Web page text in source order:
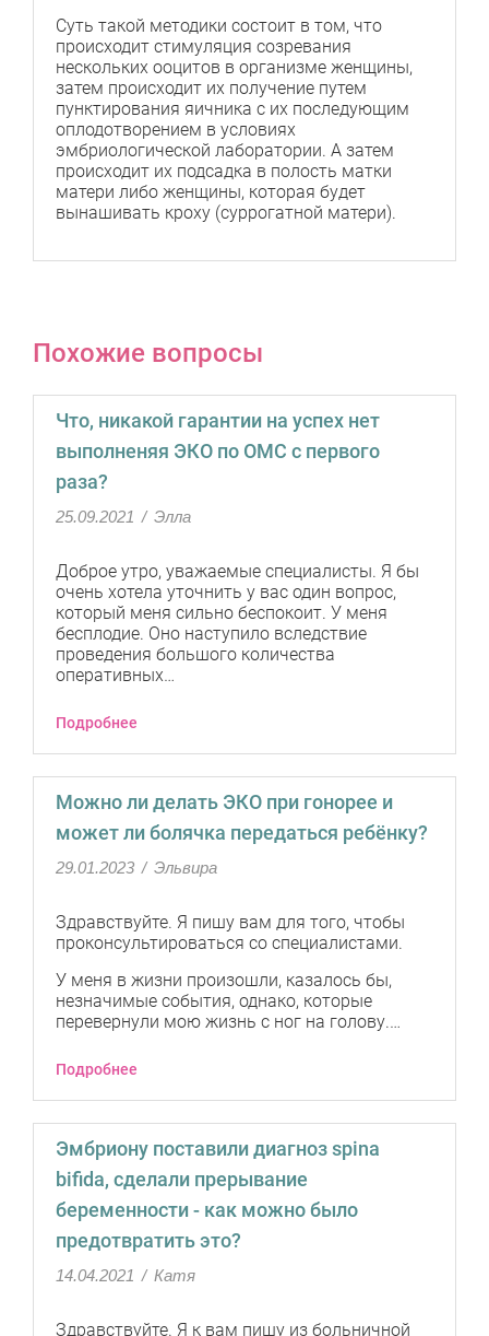
Суть такой методики состоит в том, что
происходит стимуляция созревания
нескольких ооцитов в организме женщины,
затем происходит их получение путем
пунктирования яичника с их последующим
оплодотворением в условиях
эмбриологической лаборатории. А затем
происходит их подсадка в полость матки
матери либо женщины, которая будет
вынашивать кроху (суррогатной матери).
Похожие вопросы
Что, никакой гарантии на успех нет
выполненяя ЭКО по ОМС с первого
раза?
25.09.2021 / Элла
Доброе утро, уважаемые специалисты. Я бы
очень хотела уточнить у вас один вопрос,
который меня сильно беспокоит. У меня
бесплодие. Оно наступило вследствие
проведения большого количества
оперативных…
Подробнее
Можно ли делать ЭКО при гонорее и
может ли болячка передаться ребёнку?
29.01.2023 / Эльвира
Здравствуйте. Я пишу вам для того, чтобы
проконсультироваться со специалистами.
У меня в жизни произошли, казалось бы,
незначимые события, однако, которые
перевернули мою жизнь с ног на голову.…
Подробнее
Эмбриону поставили диагноз spina
bifida, сделали прерывание
беременности - как можно было
предотвратить это?
14.04.2021 / Катя
Здравствуйте. Я к вам пишу из больничной